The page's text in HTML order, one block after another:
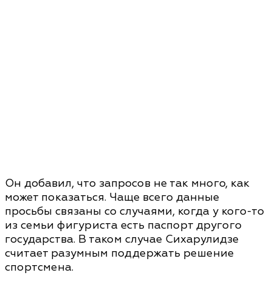
Он добавил, что запросов не так много, как
может показаться. Чаще всего данные
просьбы связаны со случаями, когда у кого-то
из семьи фигуриста есть паспорт другого
государства. В таком случае Сихарулидзе
считает разумным поддержать решение
спортсмена.